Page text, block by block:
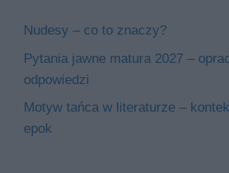
Nudesy – co to znaczy?
Pytania jawne matura 2027 –
odpowiedzi
Motyw tańca w literaturze –
epok